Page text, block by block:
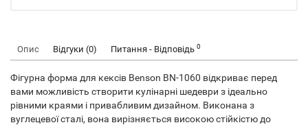
Опис Відгуки (0) Питання - Відповідь 0
Фігурна форма для кексів Benson BN-1060 відкриває перед
вами можливість створити кулінарні шедеври з ідеально
рівними краями і привабливим дизайном. Виконана з
вуглецевої сталі, вона вирізняється високою стійкістю до